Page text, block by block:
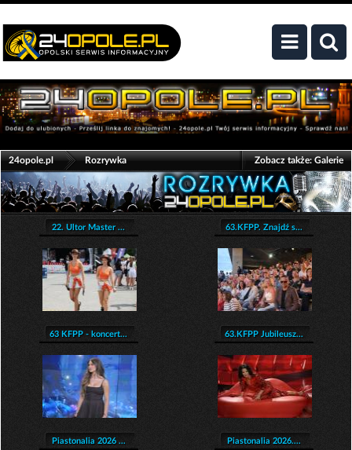
24opole.pl Rozrywka Zobacz także:Galerie
22. Ultor Master ... 63.KFPP. Znajdź s...
63 KFPP - koncert... 63.KFPP Jubileusz...
Piastonalia 2026 ... Piastonalia 2026....